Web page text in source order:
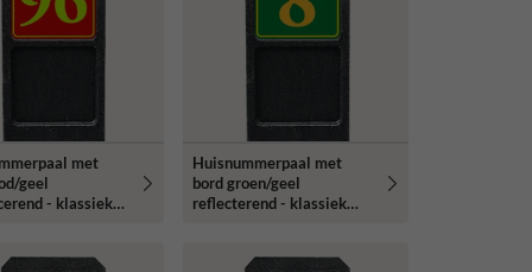
met
geel
- klassiek
Huisnummerpaal met
bord groen/geel
reflecterend - klassiek